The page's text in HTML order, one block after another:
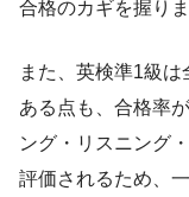
合格のカギを握りま
また、英検準1級
ある点も、合格率
ング・リスニング
評価されるため、